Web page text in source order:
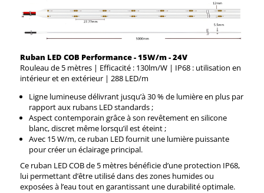
Ruban LED COB Performance - 15W/m - 24V
Rouleau de 5 mètres | Efficacité : 130lm/W | IP68 : utilisation en
intérieur et en extérieur | 288 LED/m
Ligne lumineuse délivrant jusqu’à 30 % de lumière en plus par
rapport aux rubans LED standards ;
Aspect contemporain grâce à son revêtement en silicone
blanc, discret même lorsqu’il est éteint ;
Avec 15 W/m, ce ruban LED fournit une lumière puissante
pour créer un éclairage principal.
Ce ruban LED COB de 5 mètres bénéficie d’une protection IP68,
lui permettant d’être utilisé dans des zones humides ou
exposées à l’eau tout en garantissant une durabilité optimale.